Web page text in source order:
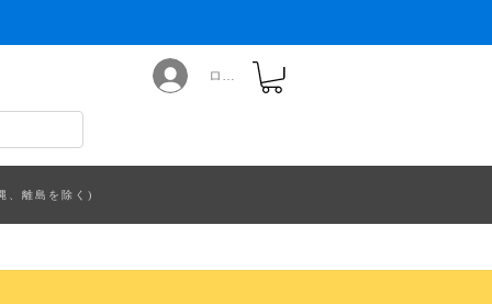
ログイン
、離島を除く)